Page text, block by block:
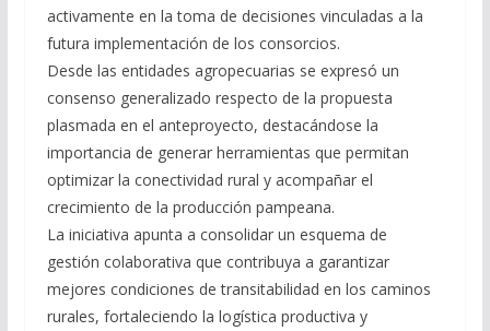
activamente en la toma de decisiones vinculadas a la
futura implementación de los consorcios.
Desde las entidades agropecuarias se expresó un
consenso generalizado respecto de la propuesta
plasmada en el anteproyecto, destacándose la
importancia de generar herramientas que permitan
optimizar la conectividad rural y acompañar el
crecimiento de la producción pampeana.
La iniciativa apunta a consolidar un esquema de
gestión colaborativa que contribuya a garantizar
mejores condiciones de transitabilidad en los caminos
rurales, fortaleciendo la logística productiva y